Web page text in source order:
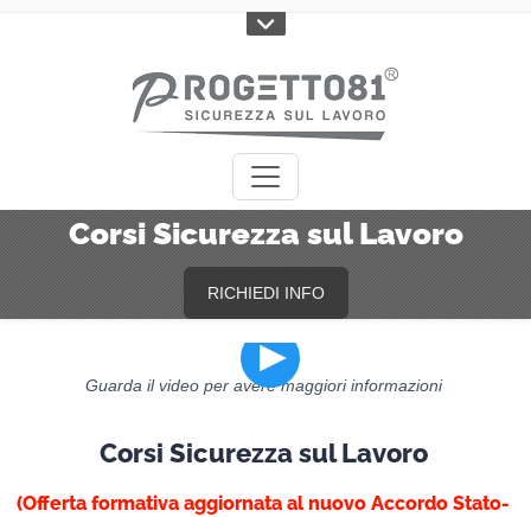
Corsi Sicurezza sul Lavoro
Guarda il video per avere maggiori informazioni
Corsi Sicurezza sul Lavoro
(Offerta formativa aggiornata al nuovo Accordo Stato-